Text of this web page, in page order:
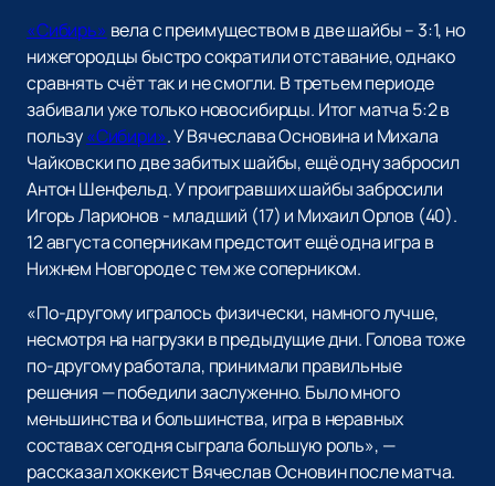
«Сибирь» вела с преимуществом в две шайбы – 3:1, но
нижегородцы быстро сократили отставание, однако
сравнять счёт так и не смогли. В третьем периоде
забивали уже только новосибирцы. Итог матча 5:2 в
пользу«Сибири». У Вячеслава Основина и Михала
Чайковски по две забитых шайбы, ещё одну забросил
Антон Шенфельд. У проигравших шайбы забросили
Игорь Ларионов - младший (17) и Михаил Орлов (40).
12 августа соперникам предстоит ещё одна игра в
Нижнем Новгороде с тем же соперником.
«По-другому игралось физически, намного лучше,
несмотря на нагрузки в предыдущие дни. Голова тоже
по-другому работала, принимали правильные
решения — победили заслуженно. Было много
меньшинства и большинства, игра в неравных
составах сегодня сыграла большую роль», —
рассказал хоккеист Вячеслав Основин после матча.